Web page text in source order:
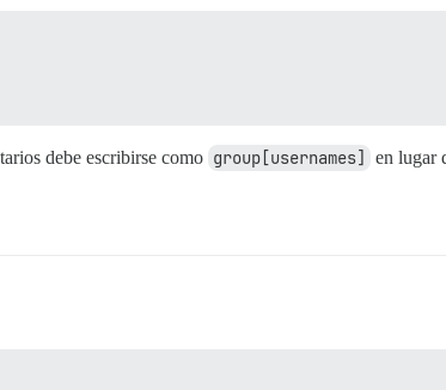
debe escribirse como group[usernames] en lugar